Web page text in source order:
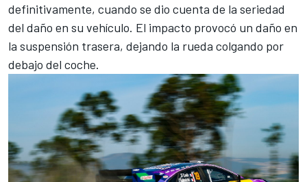
definitivamente, cuando se dio cuenta de la seriedad
del daño en su vehículo. El impacto provocó un daño en
la suspensión trasera, dejando la rueda colgando por
debajo del coche.